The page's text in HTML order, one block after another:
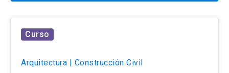
Curso
Arquitectura | Construcción Civil